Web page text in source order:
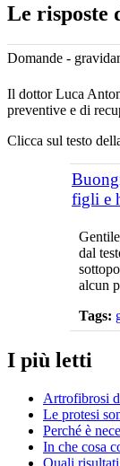
Le risposte
Domande -
Il dottor Luca
preventive e di
Clicca sul testo
figli e
dal
alcun
Tags:
I più letti
Artrofibrosi
Le protesi
Perché è
In che cosa